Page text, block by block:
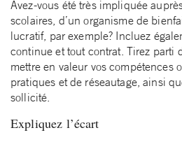
Avez-vous été très impliquée
scolaires, d’un organisme de
lucratif, par exemple? Incluez
continue et tout contrat. Tirez parti
mettre en valeur vos compétences
pratiques et de réseautage, ainsi
sollicité.
Expliquez l’écart